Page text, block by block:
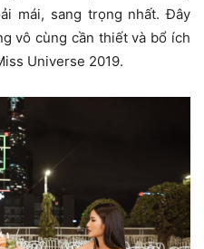
mái, sang trọng nhất. Đây
vô cùng cần thiết và bổ ích
Universe 2019.